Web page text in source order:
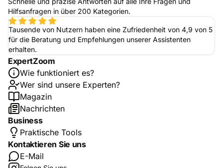
Hilfsanfragen in über 200 Kategorien.
Tausende von Nutzern haben eine Zufriedenheit von 4,9 von 5
für die Beratung und Empfehlungen unserer Assistenten
erhalten.
ExpertZoom
Wie funktioniert es?
Wer sind unsere Experten?
Magazin
Nachrichten
Business
Praktische Tools
Kontaktieren Sie uns
E-Mail